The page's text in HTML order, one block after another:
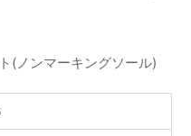
(ノンマーキングソール)